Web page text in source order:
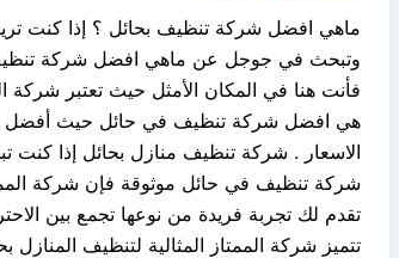
ماهي افضل شركة تنظيف بحائل ؟ إذا كنت
وتبحث في جوجل عن ماهي افضل شركة
فأنت هنا في المكان الأمثل حيث تعتبر شركة
هي افضل شركة تنظيف في حائل حيث أفضل
الاسعار . شركة تنظيف منازل بحائل إذا
شركة تنظيف في حائل موثوقة فإن شركة
تقدم لك تجربة فريدة من نوعها تجمع بين
تتميز شركة الممتاز المثالية لتنظيف المنازل